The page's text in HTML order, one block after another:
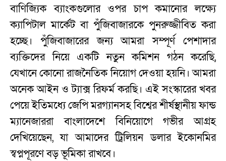
বাণিজ্যিক ব্যাংকগুলোর ওপর চাপ কমানোর লক্ষ্যে
ক্যাপিটাল মার্কেট বা পুঁজিবাজারকে পুনরুজ্জীবিত করা
হচ্ছে। পুঁজিবাজারের জন্য আমরা সম্পূর্ণ পেশাদার
ব্যক্তিদের নিয়ে একটি নতুন কমিশন গঠন করেছি,
যেখানে কোনো রাজনৈতিক নিয়োগ দেওয়া হয়নি। আমরা
অনেক আইন ও ট্যাক্স রিফর্ম করছি। এই সংস্কারের খবর
পেয়ে ইতিমধ্যে জেপি মরগ্যানসহ বিশ্বের শীর্ষস্থানীয় ফান্ড
ম্যানেজাররা বাংলাদেশে বিনিয়োগে গভীর আগ্রহ
দেখিয়েছেন, যা আমাদের ট্রিলিয়ন ডলার ইকোনমির
স্বপ্নপূরণে বড় ভূমিকা রাখবে।